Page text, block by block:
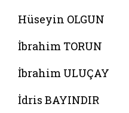
Hüseyin OLGUN
İbrahim TORUN
İbrahim ULUÇAY
İdris BAYINDIR